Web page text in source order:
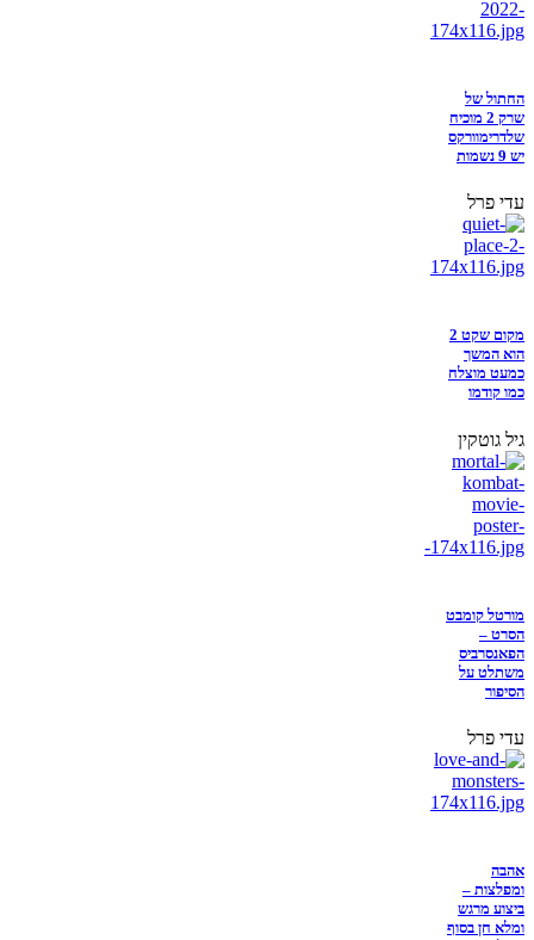
החתול של
שרק 2 מוכיח
שלדרימוורקס
יש 9 נשמות
עדי פרל
מקום שקט 2
הוא המשך
כמעט מוצלח
כמו קודמו
גיל גוטקין
מורטל קומבט
הסרט –
הפאנסרביס
משתלט על
הסיפור
עדי פרל
אהבה
ומפלצות –
ביצוע מרגש
ומלא חן בסוף